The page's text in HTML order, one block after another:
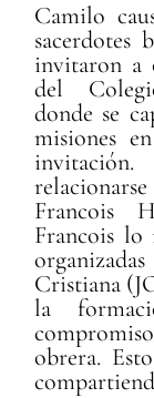
Camilo
sacerdotes
invitaron a
del
donde se
misiones
Francois
Francois lo
Cristiana
la
obrera.